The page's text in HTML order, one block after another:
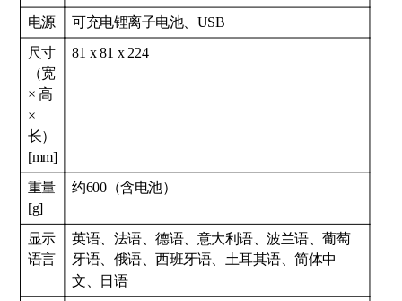
电源 可充电锂离子电池、USB
尺寸
（宽
× 高
×
长）
[mm]
81 x 81 x 224
重量
[g]
约600（含电池）
显示
语言
英语、法语、德语、意大利语、波兰语、葡萄
牙语、俄语、西班牙语、土耳其语、简体中
文、日语